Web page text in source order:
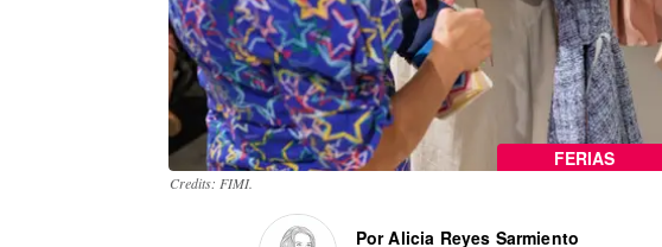
FERIAS
Credits: FIMI.
Por Alicia Reyes Sarmiento